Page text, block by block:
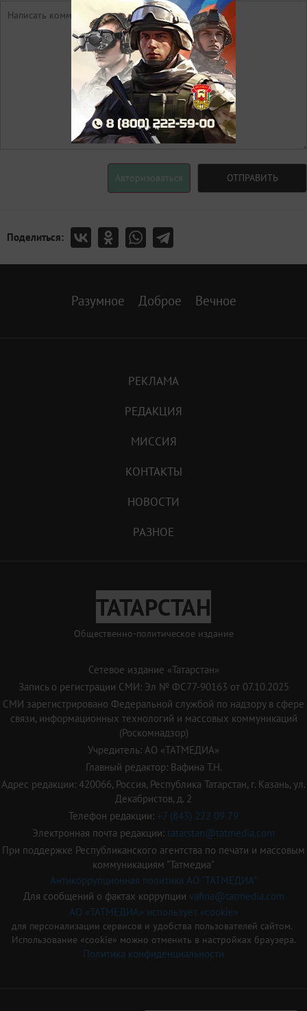
Авторизоваться ОТПРАВИТЬ
Поделиться:
Разумное Доброе Вечное
РЕКЛАМА
РЕДАКЦИЯ
МИССИЯ
КОНТАКТЫ
НОВОСТИ
РАЗНОЕ
ТАТАРСТАН
Общественно-политическое издание
Сетевое издание «Татарстан»
Запись о регистрации СМИ: Эл № ФС77-90163 от 07.10.2025
СМИ зарегистрировано Федеральной службой по надзору в сфере
связи, информационных технологий и массовых коммуникаций
(Роскомнадзор)
Учредитель: АО «ТАТМЕДИА»
Главный редактор: Вафина Т.Н.
Адрес редакции: 420066, Россия, Республика Татарстан, г. Казань, ул.
Декабристов, д. 2
Телефон редакции: +7 (843) 222 09 79
Электронная почта редакции: tatarstan@tatmedia.com
При поддержке Республиканского агентства по печати и массовым
коммуникациям "Татмедиа"
Антикоррупционная политика АО "ТАТМЕДИА"
Для сообщений о фактах коррупции vafina@tatmedia.com
АО «ТАТМЕДИА» использует «cookie»
для персонализации сервисов и удобства пользователей сайтом.
Использование «cookie» можно отменить в настройках браузера.
Политика конфиденциальности